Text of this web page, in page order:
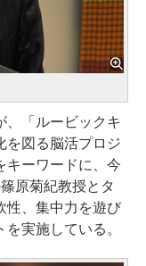
「ルービックキ
を図る脳活プロジ
キーワードに、今
原菊紀教授とタ
性、集中力を遊び
実施している。